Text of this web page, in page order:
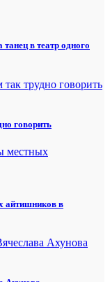
в театр одного
говорить
айтишников в